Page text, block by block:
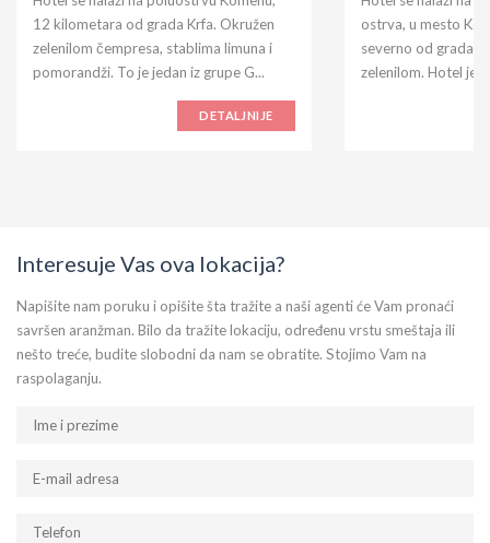
12 kilometara od grada Krfa. Okružen
zelenilom čempresa, stablima limuna i
pomorandži. To je jedan iz grupe G...
DETALJNIJE
ostrva, u mesto
severno od grada
zelenilom. Hotel je
Interesuje Vas ova lokacija?
Napišite nam poruku i opišite šta tražite a naši agenti će Vam pronaći
savršen aranžman. Bilo da tražite lokaciju, određenu vrstu smeštaja ili
nešto treće, budite slobodni da nam se obratite. Stojimo Vam na
raspolaganju.